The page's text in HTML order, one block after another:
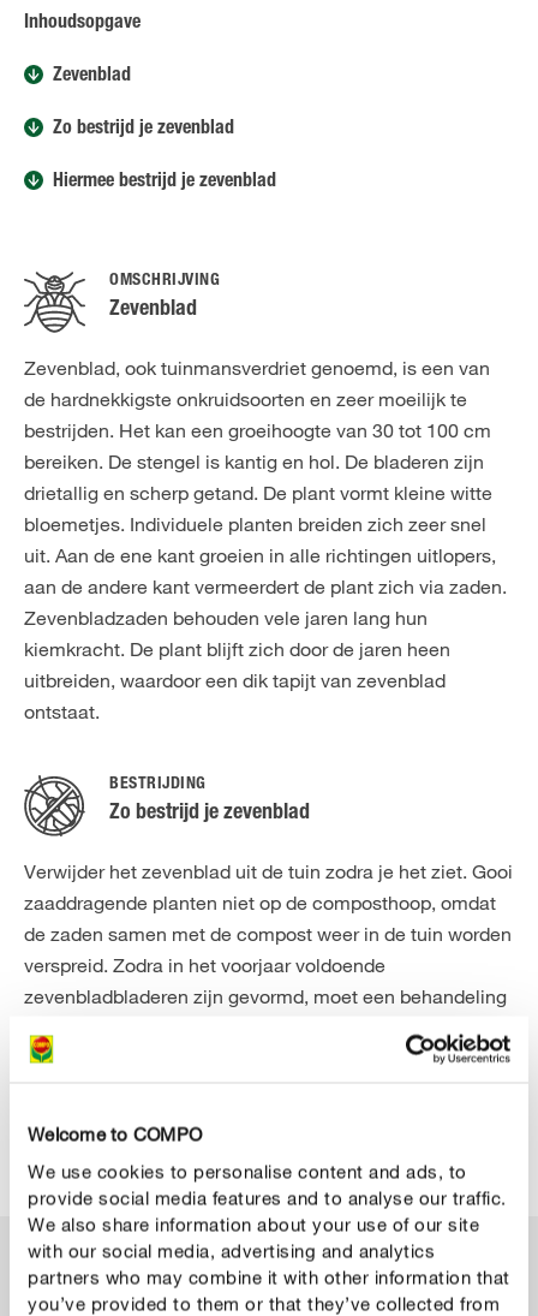
Welcome to COMPO
We use cookies to personalise content and ads, to
provide social media features and to analyse our traffic.
We also share information about your use of our site
with our social media, advertising and analytics
partners who may combine it with other information that
you’ve provided to them or that they’ve collected from
Inhoudsopgave
Zevenblad
Zo bestrijd je zevenblad
Hiermee bestrijd je zevenblad
OMSCHRIJVING
Zevenblad
Zevenblad, ook tuinmansverdriet genoemd, is een van
de hardnekkigste onkruidsoorten en zeer moeilijk te
bestrijden. Het kan een groeihoogte van 30 tot 100 cm
bereiken. De stengel is kantig en hol. De bladeren zijn
drietallig en scherp getand. De plant vormt kleine witte
bloemetjes. Individuele planten breiden zich zeer snel
uit. Aan de ene kant groeien in alle richtingen uitlopers,
aan de andere kant vermeerdert de plant zich via zaden.
Zevenbladzaden behouden vele jaren lang hun
kiemkracht. De plant blijft zich door de jaren heen
uitbreiden, waardoor een dik tapijt van zevenblad
ontstaat.
BESTRIJDING
Zo bestrijd je zevenblad
Verwijder het zevenblad uit de tuin zodra je het ziet. Gooi
zaaddragende planten niet op de composthoop, omdat
de zaden samen met de compost weer in de tuin worden
verspreid. Zodra in het voorjaar voldoende
zevenbladbladeren zijn gevormd, moet een behandeling
Houd er wel rekening mee dat er geen selectieve
vernietiging van onkruiden in het gazon. Een totale
Hiermee bestrijd je zevenblad